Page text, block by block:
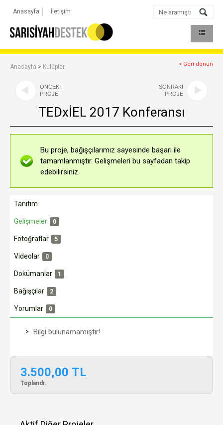
Anasayfa İletişim
Anasayfa > Kulüpler < Geri dönün
ÖNCEKİ
PROJE
TEDxİEL 2017 Konferansı
SONRAKİ
PROJE
Bu proje, bağışçılarımız sayesinde başarı ile
tamamlanmıştır. Gelişmeleri bu sayfadan takip
edebilirsiniz.
Tanıtım
Gelişmeler 0
Fotoğraflar 5
Videolar 0
Dokümanlar 1
Bağışçılar 2
Yorumlar 0
Bilgi bulunamamıştır!
3.500,00 TL
Toplandı.